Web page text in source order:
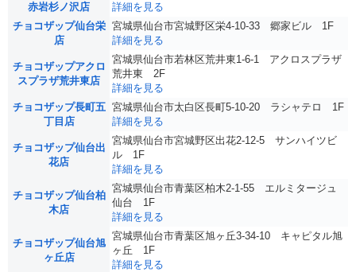
赤岩杉ノ沢店
詳細を見る
チョコザップ仙台栄
店
宮城県仙台市宮城野区栄4-10-33 郷家ビル 1F
詳細を見る
チョコザップアクロ
スプラザ荒井東店
宮城県仙台市若林区荒井東1-6-1 アクロスプラザ
荒井東 2F
詳細を見る
チョコザップ長町五
丁目店
宮城県仙台市太白区長町5-10-20 ラシャテロ 1F
詳細を見る
チョコザップ仙台出
花店
宮城県仙台市宮城野区出花2-12-5 サンハイツビ
ル 1F
詳細を見る
チョコザップ仙台柏
木店
宮城県仙台市青葉区柏木2-1-55 エルミタージュ
仙台 1F
詳細を見る
チョコザップ仙台旭
ヶ丘店
宮城県仙台市青葉区旭ヶ丘3-34-10 キャピタル旭
ヶ丘 1F
詳細を見る